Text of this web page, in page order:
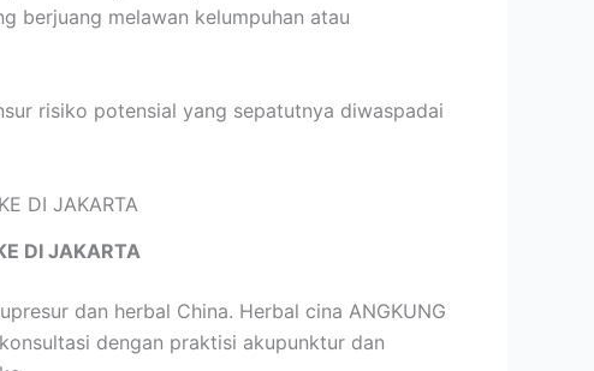
berjuang melawan kelumpuhan atau
risiko potensial yang sepatutnya diwaspadai
DI JAKARTA
dan herbal China. Herbal cina ANGKUNG
dengan praktisi akupunktur dan